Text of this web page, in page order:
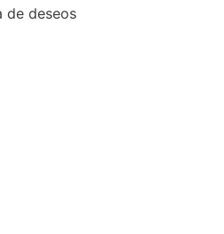
de deseos